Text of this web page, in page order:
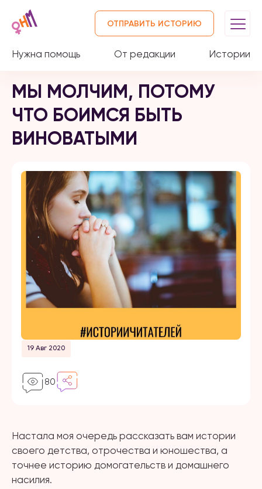
Нужна помощь От редакции Истории
ОТПРАВИТЬ ИСТОРИЮ
МЫ МОЛЧИМ, ПОТОМУ
ЧТО БОИМСЯ БЫТЬ
ВИНОВАТЫМИ
19 Авг 2020
80
Настала моя очередь рассказать вам истории
своего детства, отрочества и юношества, а
точнее историю домогательств и домашнего
насилия.